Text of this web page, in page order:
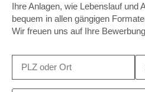
Ihre Anlagen, wie Lebenslauf und
bequem in allen gängigen
Wir freuen uns auf Ihre